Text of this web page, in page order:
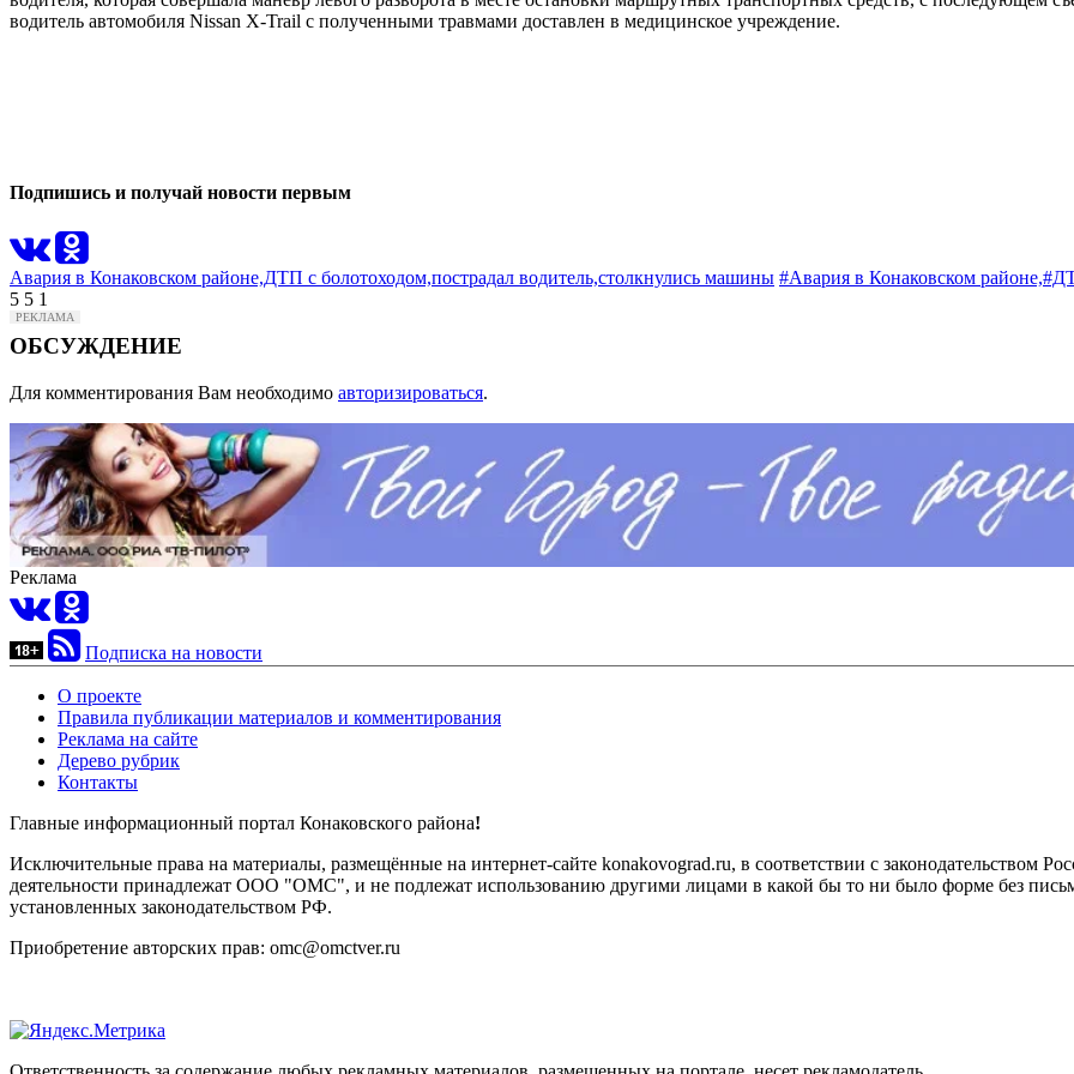
водитель автомобиля Nissan X-Trail с полученными травмами доставлен в медицинское учреждение.
Подпишись и получай новости первым
Авария в Конаковском районе,ДТП с болотоходом,пострадал водитель,столкнулись машины #Авария в Конаковском районе,
5 5 1
ОБСУЖДЕНИЕ
Для комментирования Вам необходимо авторизироваться.
Реклама
Подписка на новости
О проекте
Правила публикации материалов и комментирования
Реклама на сайте
Дерево рубрик
Контакты
Главные информационный портал Конаковского района!
Исключительные права на материалы, размещённые на интернет-сайте konakovograd.ru, в соответствии с законодательством
деятельности принадлежат ООО "ОМС", и не подлежат использованию другими лицами в какой бы то ни было форме без
установленных законодательством РФ.
Приобретение авторских прав: omc@omctver.ru